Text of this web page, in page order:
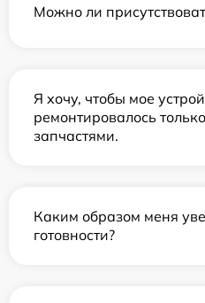
Можно ли
Я хочу, чтобы мое
ремонтировалось
запчастями.
Каким образом меня
готовности?